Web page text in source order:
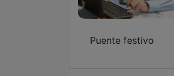
Puente festivo